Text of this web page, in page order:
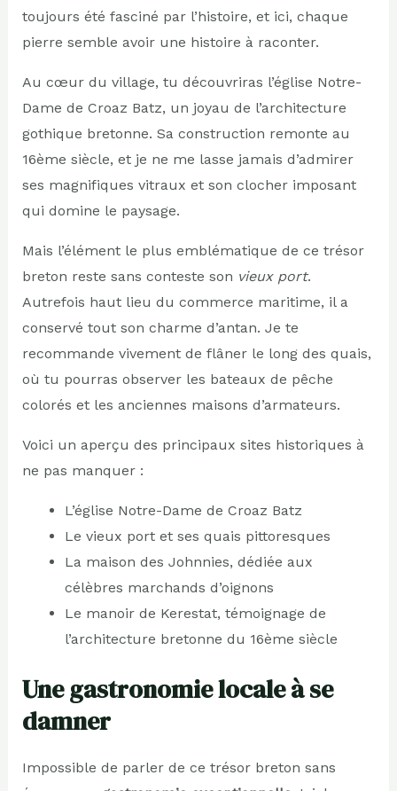
toujours été fasciné par l’histoire, et ici, chaque
pierre semble avoir une histoire à raconter.
Au cœur du village, tu découvriras l’église Notre-
Dame de Croaz Batz, un joyau de l’architecture
gothique bretonne. Sa construction remonte au
16ème siècle, et je ne me lasse jamais d’admirer
ses magnifiques vitraux et son clocher imposant
qui domine le paysage.
Mais l’élément le plus emblématique de ce trésor
breton reste sans conteste son vieux port.
Autrefois haut lieu du commerce maritime, il a
conservé tout son charme d’antan. Je te
recommande vivement de flâner le long des quais,
où tu pourras observer les bateaux de pêche
colorés et les anciennes maisons d’armateurs.
Voici un aperçu des principaux sites historiques à
ne pas manquer :
L’église Notre-Dame de Croaz Batz
Le vieux port et ses quais pittoresques
La maison des Johnnies, dédiée aux
célèbres marchands d’oignons
Le manoir de Kerestat, témoignage de
l’architecture bretonne du 16ème siècle
Une gastronomie locale à se
damner
Impossible de parler de ce trésor breton sans